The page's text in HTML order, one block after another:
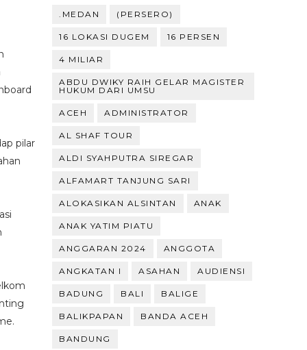
pilar
.MEDAN (PERSERO)
16 LOKASI DUGEM 16 PERSEN
4 MILIAR
ABDU DWIKY RAIH GELAR MAGISTER
HUKUM DARI UMSU
ACEH ADMINISTRATOR
AL SHAF TOUR
ALDI SYAHPUTRA SIREGAR
ALFAMART TANJUNG SARI
ALOKASIKAN ALSINTAN ANAK
ANAK YATIM PIATU
ANGGARAN 2024 ANGGOTA
ANGKATAN I ASAHAN AUDIENSI
BADUNG BALI BALIGE
BALIKPAPAN BANDA ACEH
BANDUNG